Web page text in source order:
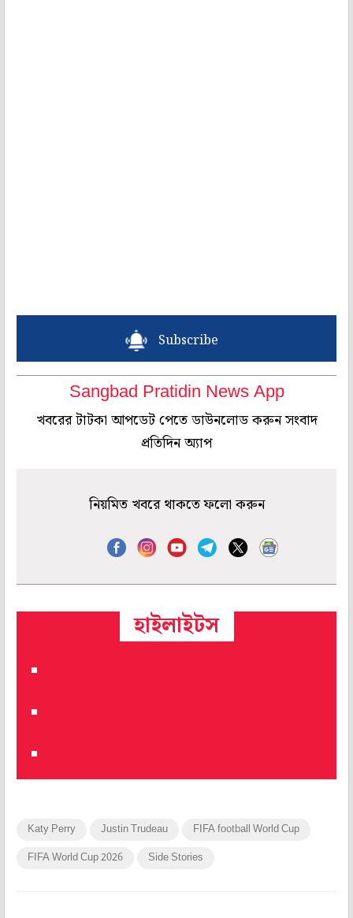
Subscribe
Sangbad Pratidin News App
খবরের টাটকা আপডেট পেতে ডাউনলোড করুন সংবাদ
প্রতিদিন অ্যাপ
নিয়মিত খবরে থাকতে ফলো করুন
হাইলাইটস
Katy Perry Justin Trudeau FIFA football World Cup
FIFA World Cup 2026 Side Stories